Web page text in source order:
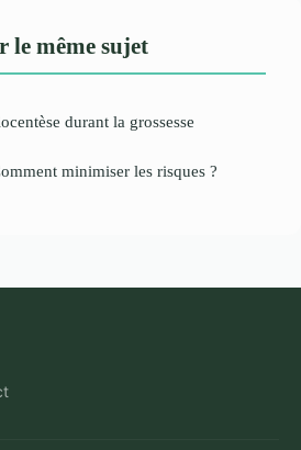
le même sujet
durant la grossesse
minimiser les risques ?